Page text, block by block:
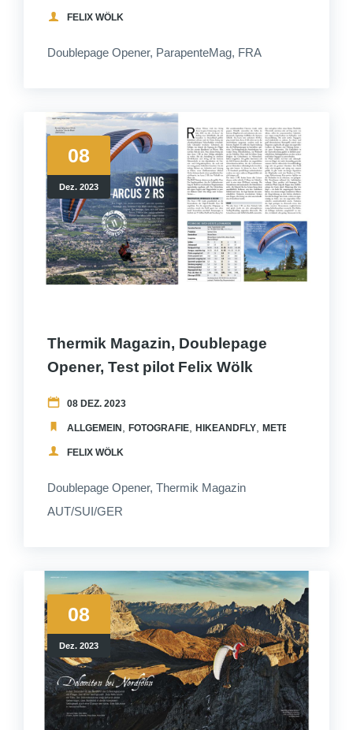
FELIX WÖLK
Doublepage Opener, ParapenteMag, FRA
08
Dez. 2023
Thermik Magazin, Doublepage
Opener, Test pilot Felix Wölk
08 DEZ. 2023
ALLGEMEIN FOTOGRAFIE HIKEANDFLY METEO
FELIX WÖLK
Doublepage Opener, Thermik Magazin
AUT/SUI/GER
08
Dez. 2023